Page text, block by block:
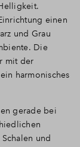
einen
und Grau
Die
mit der
harmonisches
gerade bei
und